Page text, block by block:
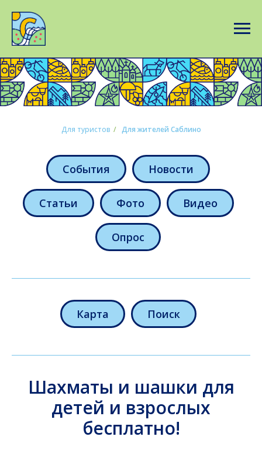
Для туристов / Для жителей Саблино
События Новости
Статьи Фото Видео
Опрос
Карта Поиск
Шахматы и шашки для
детей и взрослых
бесплатно!